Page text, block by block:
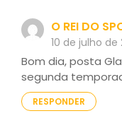
O REI DO
10 de julho de
Bom dia, posta
segunda
RESPONDER